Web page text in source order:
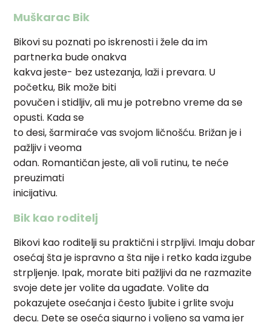
Muškarac Bik
Bikovi su poznati po iskrenosti i žele da im
partnerka bude onakva
kakva jeste- bez ustezanja, laži i prevara. U
početku, Bik može biti
povučen i stidljiv, ali mu je potrebno vreme da se
opusti. Kada se
to desi, šarmiraće vas svojom ličnošću. Brižan je i
pažljiv i veoma
odan. Romantičan jeste, ali voli rutinu, te neće
preuzimati
inicijativu.
Bik kao roditelj
Bikovi kao roditelji su praktični i strpljivi. Imaju dobar
osećaj šta je ispravno a šta nije i retko kada izgube
strpljenje. Ipak, morate biti pažljivi da ne razmazite
svoje dete jer volite da ugađate. Volite da
pokazujete osećanja i često ljubite i grlite svoju
decu. Dete se oseća sigurno i voljeno sa vama jer